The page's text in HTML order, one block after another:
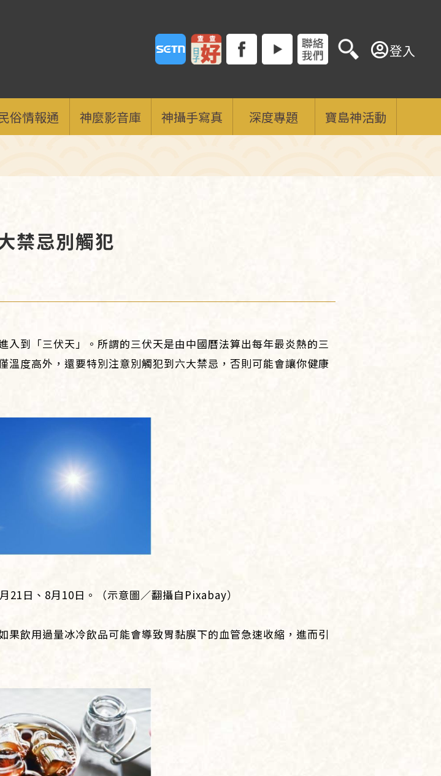
登入
俗情報通 神麼影音庫 神攝手寫真 深度專題 寶島神活動
禁忌別觸犯
到「三伏天」。所謂的三伏天是由中國曆法算出每年最炎熱的三
度高外，還要特別注意別觸犯到六大禁忌，否則可能會讓你健康
日、8月10日。（示意圖／翻攝自Pixabay）
飲用過量冰冷飲品可能會導致胃黏膜下的血管急速收縮，進而引